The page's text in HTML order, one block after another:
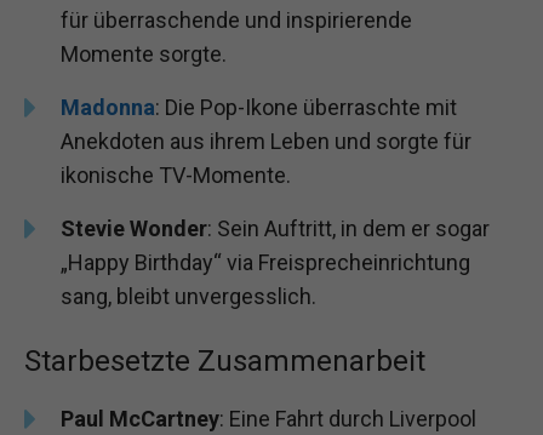
für überraschende und inspirierende
Momente sorgte.
Madonna: Die Pop-Ikone überraschte mit
Anekdoten aus ihrem Leben und sorgte für
ikonische TV-Momente.
Stevie Wonder: Sein Auftritt, in dem er sogar
„Happy Birthday“ via Freisprecheinrichtung
sang, bleibt unvergesslich.
Starbesetzte Zusammenarbeit
Paul McCartney: Eine Fahrt durch Liverpool